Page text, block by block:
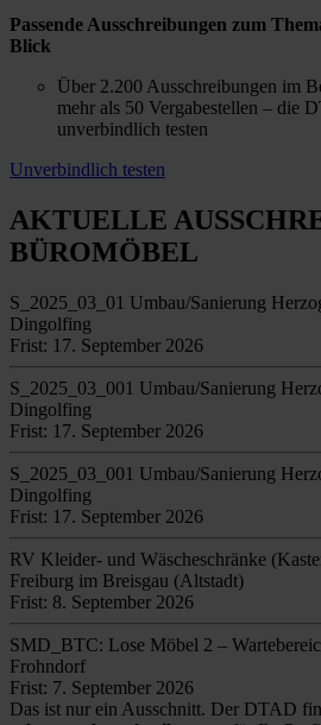
Passende Ausschreibungen zum
Blick
Über 2.200 Ausschreibungen im
mehr als 50 Vergabestellen – die
unverbindlich testen
Unverbindlich testen
AKTUELLE
BÜROMÖBEL
S_2025_03_01 Umbau/Sanierung
Dingolfing
Frist: 17. September 2026
S_2025_03_001 Umbau/Sanierung
Dingolfing
Frist: 17. September 2026
S_2025_03_001 Umbau/Sanierung
Dingolfing
Frist: 17. September 2026
RV Kleider- und Wäscheschränke
Freiburg im Breisgau (Altstadt)
Frist: 8. September 2026
SMD_BTC: Lose Möbel 2 –
Frohndorf
Frist: 7. September 2026
Das ist nur ein Ausschnitt. Der DTAD